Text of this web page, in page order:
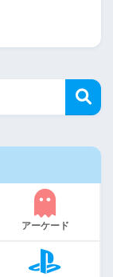
アーケード